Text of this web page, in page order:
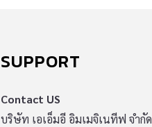
SUPPORT
Contact US
บริษัท เอเอ็มอี อิมเมจิเนทีฟ จำกัด